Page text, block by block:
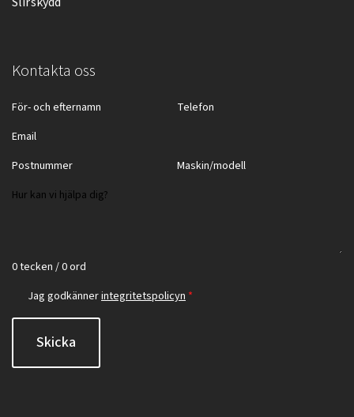
Kontakta oss
0 tecken / 0 ord
Jag godkännerintegritetspolicyn *
Skicka